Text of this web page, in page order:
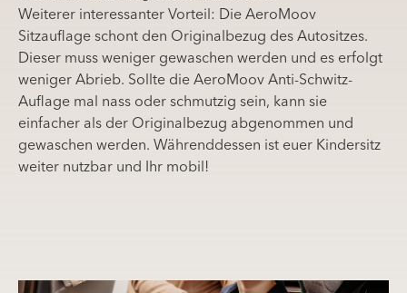
Weiterer interessanter Vorteil: Die AeroMoov
Sitzauflage schont den Originalbezug des Autositzes.
Dieser muss weniger gewaschen werden und es erfolgt
weniger Abrieb. Sollte die AeroMoov Anti-Schwitz-
Auflage mal nass oder schmutzig sein, kann sie
einfacher als der Originalbezug abgenommen und
gewaschen werden. Währenddessen ist euer Kindersitz
weiter nutzbar und Ihr mobil!